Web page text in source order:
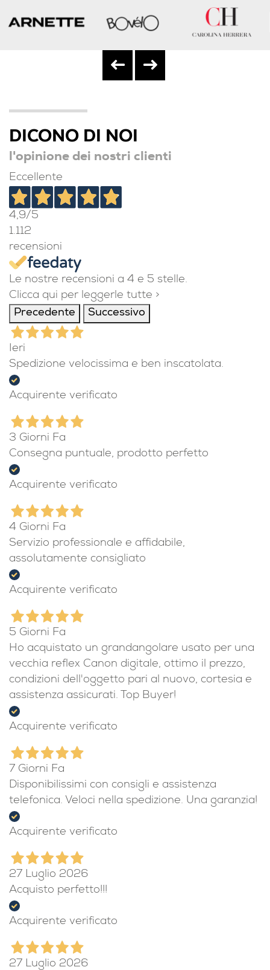
DICONO DI NOI
l'opinione dei nostri clienti
Eccellente
4,9/5
1.112
recensioni
Le nostre recensioni a 4 e 5 stelle.
Clicca qui per leggerle tutte >
Precedente
Successivo
Ieri
Spedizione velocissima e ben inscatolata.
Acquirente verificato
3 Giorni Fa
Consegna puntuale, prodotto perfetto
Acquirente verificato
4 Giorni Fa
Servizio professionale e affidabile,
assolutamente consigliato
Acquirente verificato
5 Giorni Fa
Ho acquistato un grandangolare usato per una
vecchia reflex Canon digitale, ottimo il prezzo,
condizioni dell'oggetto pari al nuovo, cortesia e
assistenza assicurati. Top Buyer!
Acquirente verificato
7 Giorni Fa
Disponibilissimi con consigli e assistenza
telefonica. Veloci nella spedizione. Una garanzia!
Acquirente verificato
27 Luglio 2026
Acquisto perfetto!!!
Acquirente verificato
27 Luglio 2026